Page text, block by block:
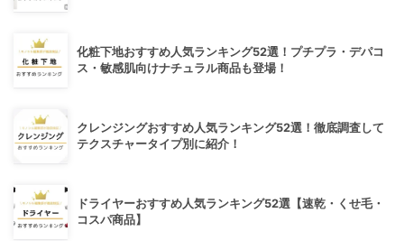
化粧下地おすすめ人気ランキング52選！プチプラ・デパコ
ス・敏感肌向けナチュラル商品も登場！
クレンジングおすすめ人気ランキング52選！徹底調査して
テクスチャータイプ別に紹介！
ドライヤーおすすめ人気ランキング52選【速乾・くせ毛・
コスパ商品】